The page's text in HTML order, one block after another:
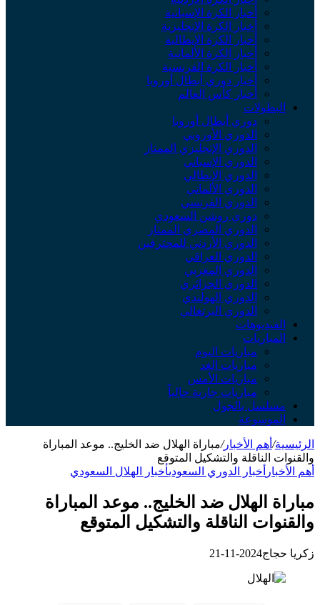
أخبار الكرة الإسبانية
أخبار الكرة الإنجليزية
أخبار الكرة الإيطالية
أخبار الكرة الألمانية
أخبار الكرة الفرنسية
أخبار دوري أبطال أوروبا
أخبار كأس العالم
دوري أبطال أوروبا
الدوري الأوروبي
الدوري الإنجليزي الممتاز
الدوري الإسباني
الدوري الإيطالي
الدوري الألماني
الدوري الفرنسي
دوري روشن السعودي
الدوري المصري الممتاز
الدوري الأردني للمحترفين
الدوري العراقي
الدوري المغربي
الدوري الجزائري
الدوري الهولندي
الدوري البرتغالي
مباريات اليوم
مباريات الغد
مباريات الأمس
مباريات جارية حالياً
بالجول
/أهم الأخبار/ مباراة الهلال ضد الخليج.. موعد المباراة
الناقلة والتشكيل المتوقع
أخبار الدوري السعودي أخبار الهلال السعودي
الهلال ضد الخليج.. موعد المباراة
الناقلة والتشكيل المتوقع
2024-11-21